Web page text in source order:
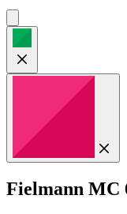
Fielmann MC